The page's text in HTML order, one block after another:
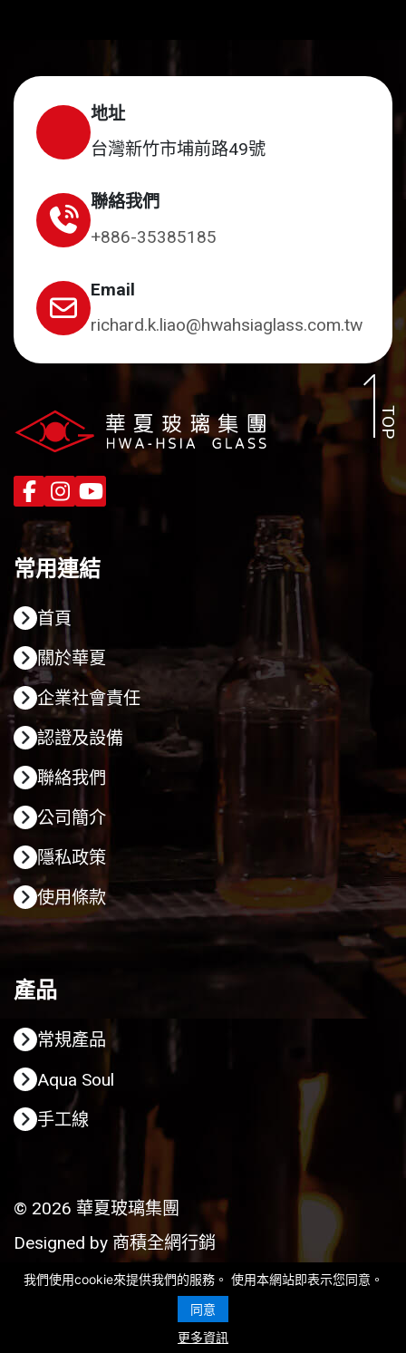
TOP
地址
台灣新竹市埔前路49號
聯絡我們
+886-35385185
Email
richard.k.liao@hwahsiaglass.com.tw
常用連結
首頁
關於華夏
企業社會責任
認證及設備
聯絡我們
公司簡介
隱私政策
使用條款
產品
常規產品
Aqua Soul
手工線
© 2026 華夏玻璃集團
Designed by 商積全網行銷
我們使用cookie來提供我們的服務。 使用本網站即表示您同意。
同意
更多資訊